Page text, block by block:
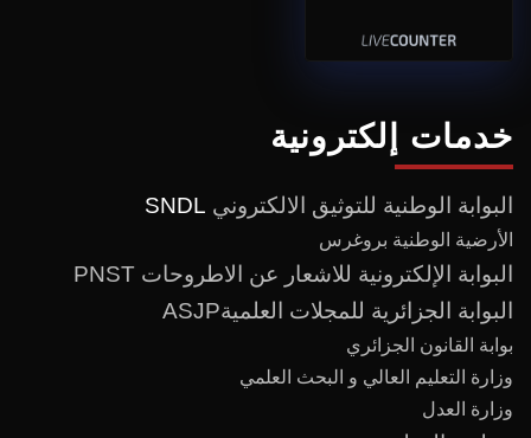
خدمات إلكترونية
البوابة الوطنية للتوثيق الالكتروني
الأرضية الوطنية بروغرس
البوابة الإلكترونية للاشعار عن الاطروحات PNST
البوابة الجزائرية للمجلات العلميةASJP
بوابة القانون الجزائري
وزارة التعليم العالي و البحث العلمي
وزارة العدل